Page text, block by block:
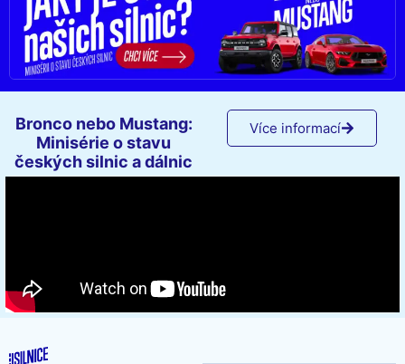
Bronco nebo Mustang:
Minisérie o stavu
českých silnic a dálnic
Více informací